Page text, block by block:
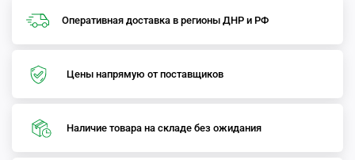
Оперативная доставка в регионы ДНР и РФ
Цены напрямую от поставщиков
Наличие товара на складе без ожидания